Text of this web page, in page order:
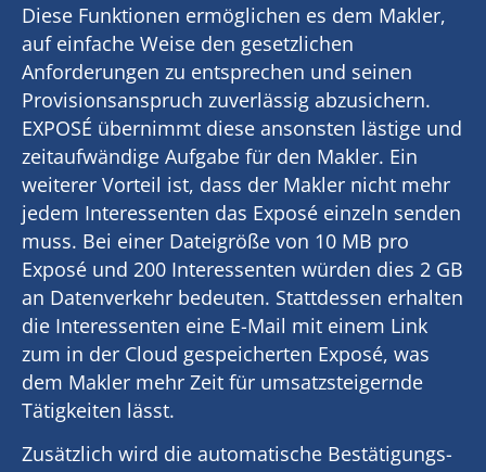
Diese Funktionen ermöglichen es dem Makler,
auf einfache Weise den gesetzlichen
Anforderungen zu entsprechen und seinen
Provisionsanspruch zuverlässig abzusichern.
EXPOSÉ übernimmt diese ansonsten lästige und
zeitaufwändige Aufgabe für den Makler. Ein
weiterer Vorteil ist, dass der Makler nicht mehr
jedem Interessenten das Exposé einzeln senden
muss. Bei einer Dateigröße von 10 MB pro
Exposé und 200 Interessenten würden dies 2 GB
an Datenverkehr bedeuten. Stattdessen erhalten
die Interessenten eine E-Mail mit einem Link
zum in der Cloud gespeicherten Exposé, was
dem Makler mehr Zeit für umsatzsteigernde
Tätigkeiten lässt.
Zusätzlich wird die automatische Bestätigungs-